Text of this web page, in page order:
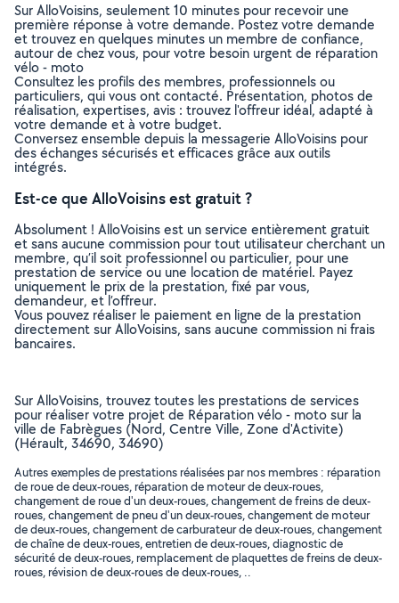
Sur AlloVoisins, seulement 10 minutes pour recevoir une
première réponse à votre demande. Postez votre demande
et trouvez en quelques minutes un membre de confiance,
autour de chez vous, pour votre besoin urgent de réparation
vélo - moto
Consultez les profils des membres, professionnels ou
particuliers, qui vous ont contacté. Présentation, photos de
réalisation, expertises, avis : trouvez l'offreur idéal, adapté à
votre demande et à votre budget.
Conversez ensemble depuis la messagerie AlloVoisins pour
des échanges sécurisés et efficaces grâce aux outils
intégrés.
Est-ce que AlloVoisins est gratuit ?
Absolument ! AlloVoisins est un service entièrement gratuit
et sans aucune commission pour tout utilisateur cherchant un
membre, qu’il soit professionnel ou particulier, pour une
prestation de service ou une location de matériel. Payez
uniquement le prix de la prestation, fixé par vous,
demandeur, et l’offreur.
Vous pouvez réaliser le paiement en ligne de la prestation
directement sur AlloVoisins, sans aucune commission ni frais
bancaires.
Sur AlloVoisins, trouvez toutes les prestations de services
pour réaliser votre projet de Réparation vélo - moto sur la
ville de Fabrègues (Nord, Centre Ville, Zone d'Activite)
(Hérault, 34690, 34690)
Autres exemples de prestations réalisées par nos membres : réparation
de roue de deux-roues, réparation de moteur de deux-roues,
changement de roue d'un deux-roues, changement de freins de deux-
roues, changement de pneu d'un deux-roues, changement de moteur
de deux-roues, changement de carburateur de deux-roues, changement
de chaîne de deux-roues, entretien de deux-roues, diagnostic de
sécurité de deux-roues, remplacement de plaquettes de freins de deux-
roues, révision de deux-roues de deux-roues, ..